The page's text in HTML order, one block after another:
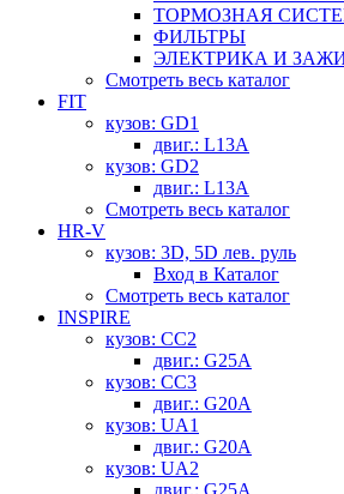
ТОРМОЗНАЯ
ФИЛЬТРЫ
ЭЛЕКТРИКА И
Смотреть весь каталог
FIT
кузов: GD1
двиг.: L13A
кузов: GD2
двиг.: L13A
Смотреть весь каталог
HR-V
кузов: 3D, 5D лев. руль
Вход в Каталог
Смотреть весь каталог
INSPIRE
кузов: CC2
двиг.: G25A
кузов: CC3
двиг.: G20A
кузов: UA1
двиг.: G20A
кузов: UA2
двиг.: G25A